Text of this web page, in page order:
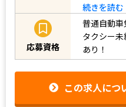
続きを読む
応募資格
普通自動
タクシー
あり！
この求人につ